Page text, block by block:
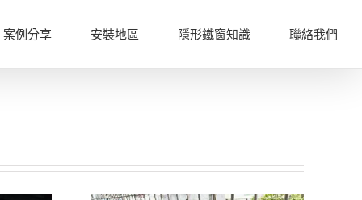
案例分享 安裝地區 隱形鐵窗知識 聯絡我們